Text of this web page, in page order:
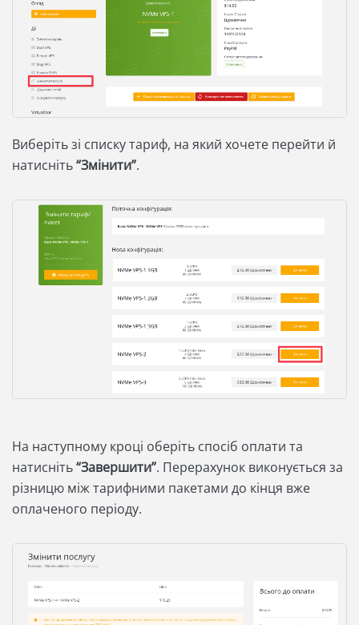
Виберіть зі списку тариф, на який хочете перейти й
натисніть“Змінити”.
На наступному кроці оберіть спосіб оплати та
натисніть“Завершити”. Перерахунок виконується за
різницю між тарифними пакетами до кінця вже
оплаченого періоду.